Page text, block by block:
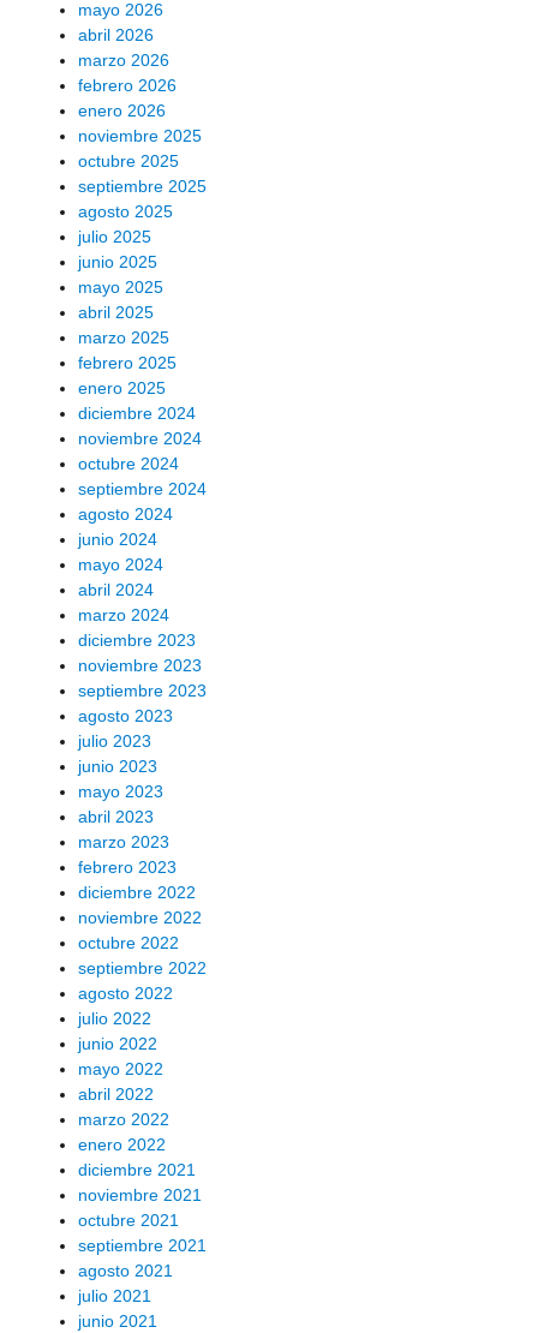
mayo 2026
abril 2026
marzo 2026
febrero 2026
enero 2026
noviembre 2025
octubre 2025
septiembre 2025
agosto 2025
julio 2025
junio 2025
mayo 2025
abril 2025
marzo 2025
febrero 2025
enero 2025
diciembre 2024
noviembre 2024
octubre 2024
septiembre 2024
agosto 2024
junio 2024
mayo 2024
abril 2024
marzo 2024
diciembre 2023
noviembre 2023
septiembre 2023
agosto 2023
julio 2023
junio 2023
mayo 2023
abril 2023
marzo 2023
febrero 2023
diciembre 2022
noviembre 2022
octubre 2022
septiembre 2022
agosto 2022
julio 2022
junio 2022
mayo 2022
abril 2022
marzo 2022
enero 2022
diciembre 2021
noviembre 2021
octubre 2021
septiembre 2021
agosto 2021
julio 2021
junio 2021